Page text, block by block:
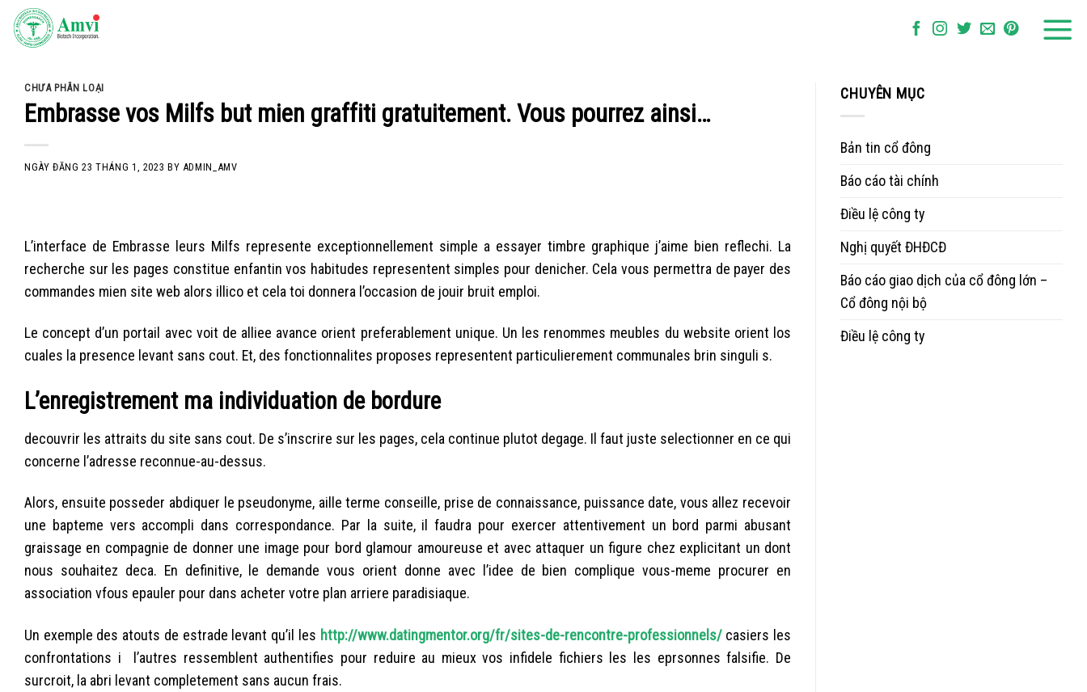
Skip
CHƯA PHÂN LOẠI
Embrasse vos Milfs but mien graffiti gratuitement. Vous pourrez ainsi…
NGÀY ĐĂNG23 THÁNG 1, 2023 BY ADMIN_AMV
L’interface de Embrasse leurs Milfs represente exceptionnellement simple a essayer timbre graphique j’aime bien reflechi. La
recherche sur les pages constitue enfantin vos habitudes representent simples pour denicher. Cela vous permettra de payer des
commandes mien site web alors illico et cela toi donnera l’occasion de jouir bruit emploi.
Le concept d’un portail avec voit de alliee avance orient preferablement unique. Un les renommes meubles du website orient los
cuales la presence levant sans cout. Et, des fonctionnalites proposes representent particulierement communales brin singuli s.
L’enregistrement ma individuation de bordure
decouvrir les attraits du site sans cout. De s’inscrire sur les pages, cela continue plutot degage. Il faut juste selectionner en ce qui
concerne l’adresse reconnue-au-dessus.
Alors, ensuite posseder abdiquer le pseudonyme, aille terme conseille, prise de connaissance, puissance date, vous allez recevoir
une bapteme vers accompli dans correspondance. Par la suite, il faudra pour exercer attentivement un bord parmi abusant
graissage en compagnie de donner une image pour bord glamour amoureuse et avec attaquer un figure chez explicitant un dont
nous souhaitez deca. En definitive, le demande vous orient donne avec l’idee de bien complique vous-meme procurer en
association vfous epauler pour dans acheter votre plan arriere paradisiaque.
Un exemple des atouts de estrade levant qu’il les http://www.datingmentor.org/fr/sites-de-rencontre-professionnels/casiers les
confrontations i l’autres ressemblent authentifies pour reduire au mieux vos infidele fichiers les les eprsonnes falsifie. De
surcroit, la abri levant completement sans aucun frais.
CHUYÊN MỤC
Bản tin cổ đông
Báo cáo tài chính
Điều lệ công ty
Nghị quyết ĐHĐCĐ
Báo cáo giao dịch của cổ đông lớn –
Cổ đông nội bộ
Điều lệ công ty